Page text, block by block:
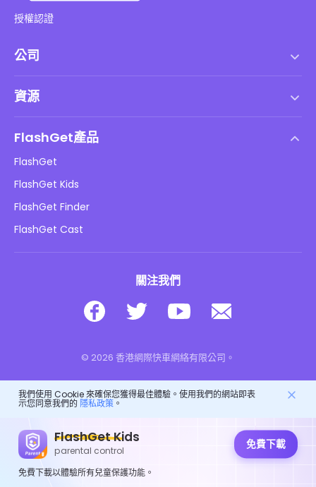
FlashGet Kids
parental control 免費下載
免費下載以體驗所有兒童保護功能。
授權認證
公司
DMCA 政策
隱私政策
廣告政策
不要出售我的資訊
資源
兒童在線安全
下載
FlashGet產品
FlashGet
FlashGet Kids
FlashGet Finder
FlashGet Cast
關注我們
© 2026 香港網際快車網絡有限公司。
我們使用 Cookie 來確保您獲得最佳體驗。使用我們的網站即表
示您同意我們的 隱私政策。